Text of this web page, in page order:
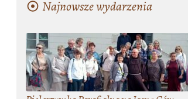
Najnowsze wydarzenia